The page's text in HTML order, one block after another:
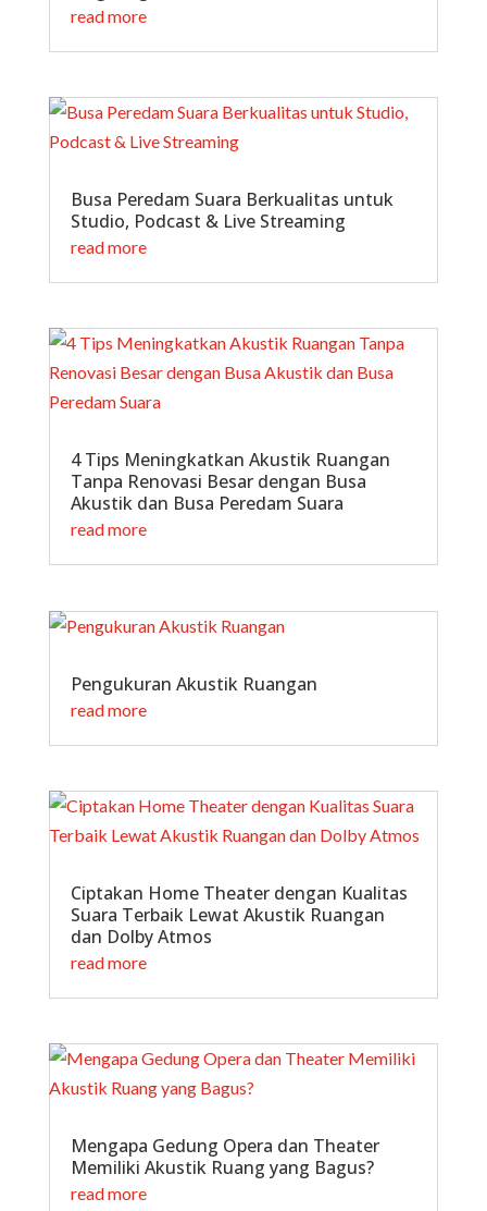
read more
Busa Peredam Suara Berkualitas untuk
Studio, Podcast & Live Streaming
read more
4 Tips Meningkatkan Akustik Ruangan
Tanpa Renovasi Besar dengan Busa
Akustik dan Busa Peredam Suara
read more
Pengukuran Akustik Ruangan
read more
Ciptakan Home Theater dengan Kualitas
Suara Terbaik Lewat Akustik Ruangan
dan Dolby Atmos
read more
Mengapa Gedung Opera dan Theater
Memiliki Akustik Ruang yang Bagus?
read more